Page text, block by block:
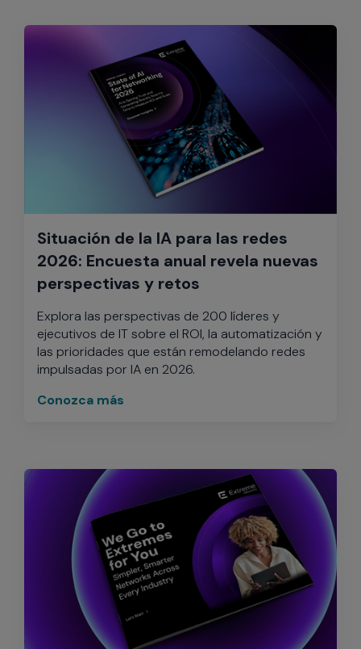
Situación de la IA para las redes
2026: Encuesta anual revela nuevas
perspectivas y retos
Explora las perspectivas de 200 líderes y
ejecutivos de IT sobre el ROI, la automatización y
las prioridades que están remodelando redes
impulsadas por IA en 2026.
Conozca más